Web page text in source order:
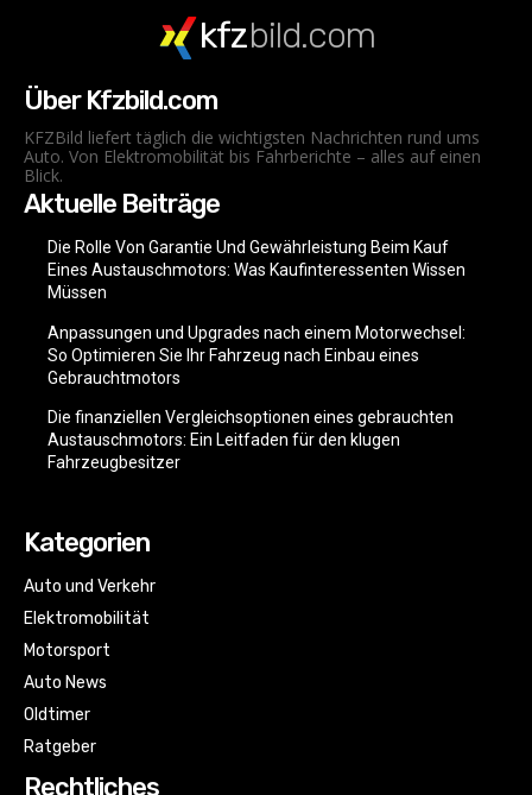
kfzbild.com
Über Kfzbild.com
KFZBild liefert täglich die wichtigsten Nachrichten rund ums
Auto. Von Elektromobilität bis Fahrberichte – alles auf einen
Blick.
Aktuelle Beiträge
Die Rolle Von Garantie Und Gewährleistung Beim Kauf
Eines Austauschmotors: Was Kaufinteressenten Wissen
Müssen
Anpassungen und Upgrades nach einem Motorwechsel:
So Optimieren Sie Ihr Fahrzeug nach Einbau eines
Gebrauchtmotors
Die finanziellen Vergleichsoptionen eines gebrauchten
Austauschmotors: Ein Leitfaden für den klugen
Fahrzeugbesitzer
Kategorien
Auto und Verkehr
Elektromobilität
Motorsport
Auto News
Oldtimer
Ratgeber
Rechtliches